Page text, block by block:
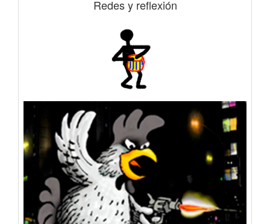
Redes y reflexión